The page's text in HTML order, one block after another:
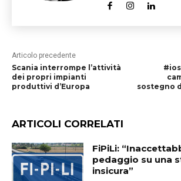
Articolo precedente
Scania interrompe l’attività
dei propri impianti
produttivi d’Europa
sostegno
ARTICOLI CORRELATI
FiPiLi:
pedaggio su una
insicura”